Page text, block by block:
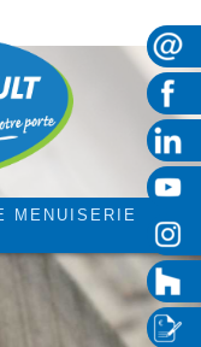
MENUISERIE